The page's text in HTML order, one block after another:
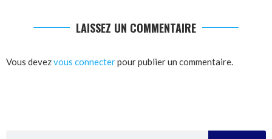
LAISSEZ UN COMMENTAIRE
Vous devezvous connecterpour publier un commentaire.